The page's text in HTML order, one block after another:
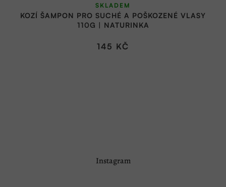
KOZÍ ŠAMPON PRO SUCHÉ A POŠKOZENÉ VLASY
110G | NATURINKA
hodnocení
produktu
je
SKLADEM
145 KČ
Instagram